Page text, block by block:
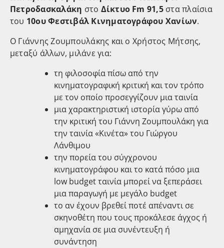
Πετροδασκαλάκη στο Δίκτυο Fm 91,5στα πλαίσια
του 10ου Φεστιβάλ Κινηματογράφου Χανίων.
Ο Γιάννης Ζουμπουλάκης και ο Χρήστος Μήτσης,
μεταξύ άλλων, μιλάνε για:
τη φιλοσοφία πίσω από την
κινηματογραφική κριτική και τον τρόπο
με τον οποίο προσεγγίζουν μια ταινία
μια χαρακτηριστική ιστορία γύρω από
την κριτική του Γιάννη Ζουμπουλάκη για
την ταινία «Κινέτα» του Γιώργου
Λάνθιμου
την πορεία του σύγχρονου
κινηματογράφου και το κατά πόσο μια
low budget ταινία μπορεί να ξεπεράσει
μια παραγωγή με μεγάλο budget
το αν έχουν βρεθεί ποτέ απέναντι σε
σκηνοθέτη που τους προκάλεσε άγχος ή
αμηχανία σε μια συνέντευξη ή
συνάντηση